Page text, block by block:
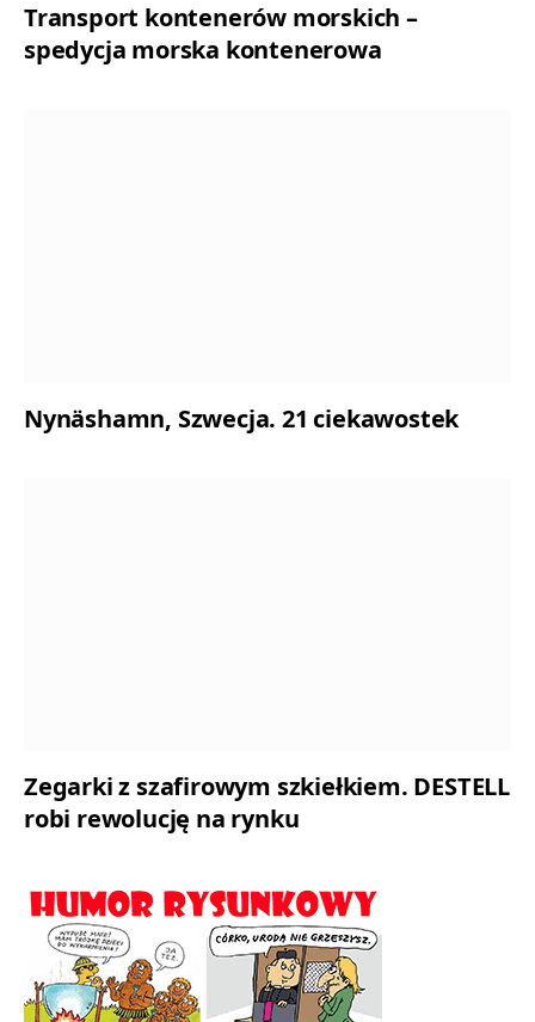
Transport kontenerów morskich –
spedycja morska kontenerowa
Nynäshamn, Szwecja. 21 ciekawostek
Zegarki z szafirowym szkiełkiem. DESTELL
robi rewolucję na rynku